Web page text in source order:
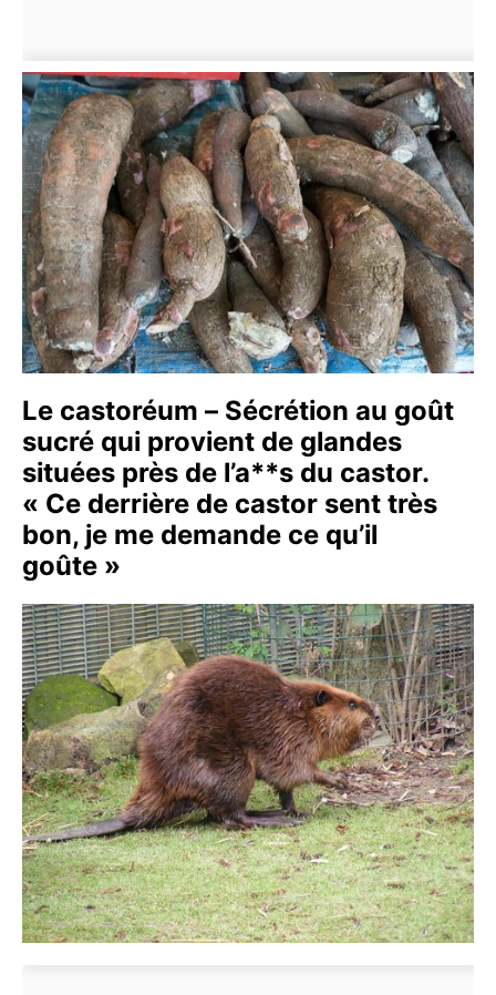
Le castoréum – Sécrétion au goût
sucré qui provient de glandes
situées près de l’a**s du castor.
« Ce derrière de castor sent très
bon, je me demande ce qu’il
goûte »